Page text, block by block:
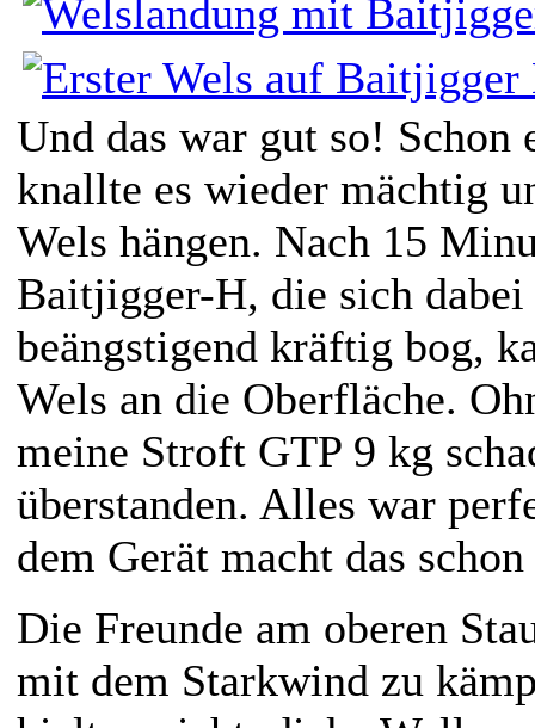
Und das war gut so! Schon
knallte es wieder mächtig
Wels hängen. Nach 15
Baitjigger-H, die sich dabei
beängstigend kräftig bog,
Wels an die Oberfläche.
meine Stroft GTP 9 kg
überstanden. Alles war
dem Gerät macht das
Die Freunde am oberen
mit dem Starkwind zu